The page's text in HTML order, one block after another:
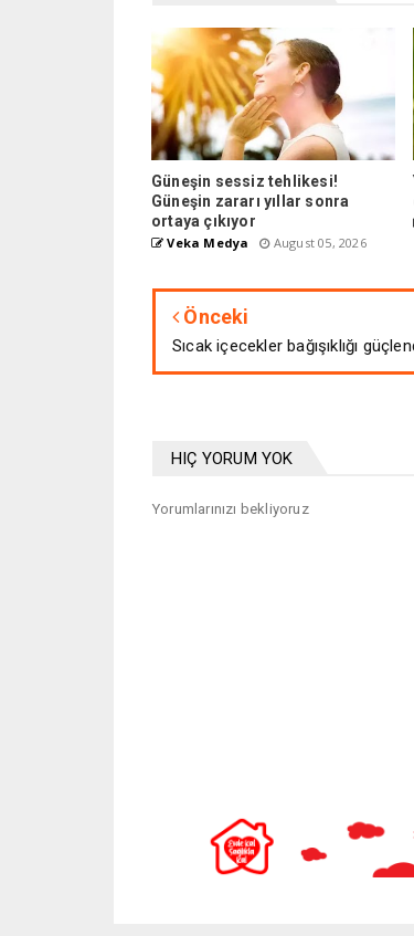
Güneşin sessiz tehlikesi!
Güneşin zararı yıllar sonra
ortaya çıkıyor
Veka Medya August 05, 2026
Önceki
Sıcak içecekler bağışıklığı
HIÇ YORUM YOK
Yorumlarınızı bekliyoruz